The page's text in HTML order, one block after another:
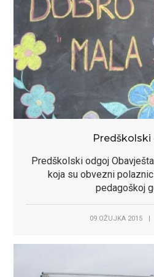
Predškolski odgoj
koja su obvezni
pedagoškoj
09 OŽUJKA 2015 |